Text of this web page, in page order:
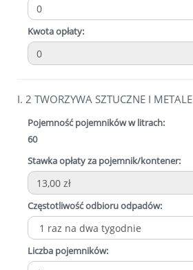
Kwota opłaty:
I. 2 TWORZYWA SZTUCZNE I METALE
Pojemność pojemników w litrach:
60
Stawka opłaty za pojemnik/kontener:
Częstotliwość odbioru odpadów:
Liczba pojemników: